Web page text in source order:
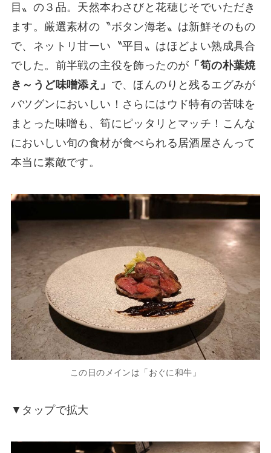
目〟の３品。天然本わさびと花穂じそでいただき
ます。厳選素材の〝ボタン海老〟は新鮮そのもの
で、ネットリ甘ーい〝平目〟はほどよい熟成具合
でした。前半戦の主役を飾ったのが 「筍の朴葉焼
き～うど味噌添え」 で、ほんのりと残るエグみが
バツグンにおいしい！さらにはウド特有の苦味を
まとった味噌も、筍にピッタリとマッチ！こんな
においしい旬の食材が食べられる居酒屋さんって
本当に素敵です。
この日のメインは「おぐに和牛」
▼タップで拡大